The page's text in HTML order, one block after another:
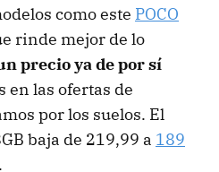
como este POCO
rinde mejor de lo
precio ya de por sí
en las ofertas de
por los suelos. El
baja de 219,99 a 189